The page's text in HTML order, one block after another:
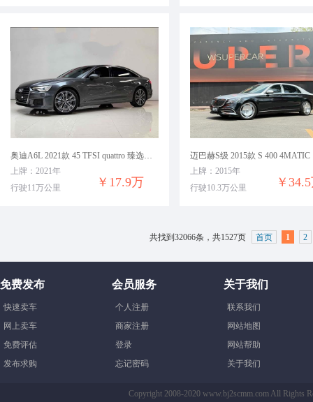
奥迪A6L 2021款 45 TFSI quattro 臻选动感型
￥17.9万
上牌：2021年
行驶11万公里
迈巴赫S级 2015款 S 400 4MATIC
￥
上牌：2015年
行驶10.3万公里
共找到32066条，共1527页 首页 1 2
免费发布
快速卖车
网上卖车
免费评估
发布求购
会员服务
个人注册
商家注册
登录
忘记密码
关于我们
联系我们
网站地图
网站帮助
关于我们
Copyright 2008-2020 www.bj2scmm.com All Rights